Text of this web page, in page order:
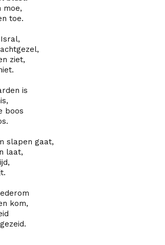
moe,
toe.
ziet,
is
boos
slapen gaat,
laat,
kom,